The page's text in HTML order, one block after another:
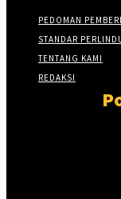
PEDOMAN
STANDAR
TENTANG KAMI
REDAKSI